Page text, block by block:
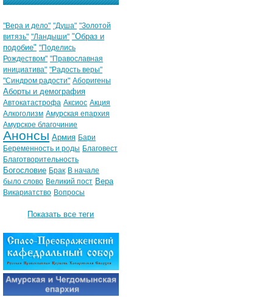
"Вера и дело" "Душа" "Золотой
витязь" "Ландыши" "Образ и
подобие" "Поделись
Рождеством" "Православная
инициатива" "Радость веры"
"Синдром радости" Аборигены
Аборты и демография
Автокатастрофа Аксиос Акция
Алкоголизм Амурская епархия
Амурское благочиние
Анонсы Армия Бари
Беременность и роды Благовест
Благотворительность
Богословие Брак В начале
было слово Великий пост Вера
Викариатство Вопросы
Показать все теги